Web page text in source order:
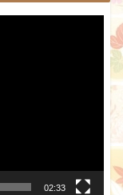
02:33